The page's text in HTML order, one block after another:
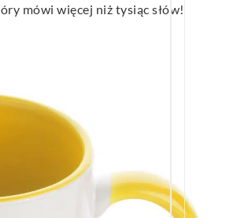
mówi więcej niż tysiąc słów!